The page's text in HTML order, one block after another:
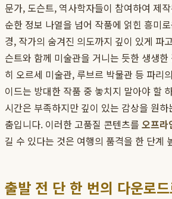
문가, 도슨트, 역사학자들이 참여하여 제
순한 정보 나열을 넘어 작품에 얽힌 흥미
경, 작가의 숨겨진 의도까지 깊이 있게 파
슨트와 함께 미술관을 거니는 듯한 생생
히 오르세 미술관, 루브르 박물관 등 파리
이드는 방대한 작품 중 놓치지 말아야 할
시간은 부족하지만 깊이 있는 감상을 원
춤입니다. 이러한 고품질 콘텐츠를 오프라
길 수 있다는 것은 여행의 품격을 한 단계
출발 전 단 한 번의 다운로